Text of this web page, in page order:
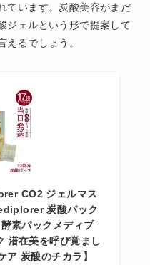
ています。炭酸美容がまだ
ジェルという形で提案して
えるでしょう。
CO2 ジェルマス
炭酸パック
素パックメディプ
潜在美を呼び覚まし
ア 炭酸のチカラ】